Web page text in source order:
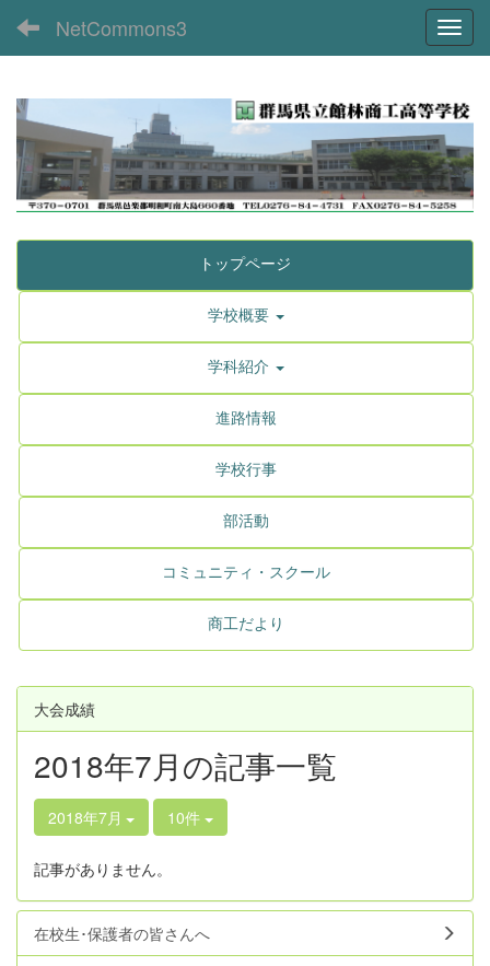
NetCommons3
トップページ
学校概要
学科紹介
進路情報
学校行事
部活動
コミュニティ・スクール
商工だより
大会成績
2018年7月の記事一覧
2018年7月 10件
記事がありません。
在校生･保護者の皆さんへ